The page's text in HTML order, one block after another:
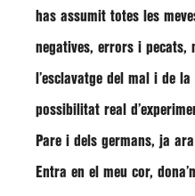
has assumit totes les
negatives, errors i pecats,
l’esclavatge del mal i de
possibilitat real
Pare i dels germans, ja
Entra en el meu cor,